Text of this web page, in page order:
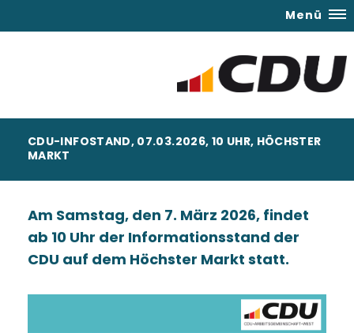
Menü
CDU-INFOSTAND, 07.03.2026, 10 UHR, HÖCHSTER
MARKT
Am Samstag, den 7. März 2026, findet
ab 10 Uhr der Informationsstand der
CDU auf dem Höchster Markt statt.